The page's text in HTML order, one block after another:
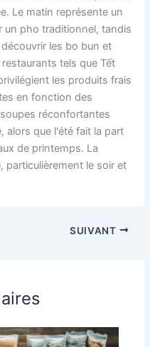
Le matin représente un
un pho traditionnel, tandis
les bo bun et
tels que Tết
les produits frais
en fonction des
réconfortantes
alors que l'été fait la part
de printemps. La
particulièrement le soir et
SUIVANT